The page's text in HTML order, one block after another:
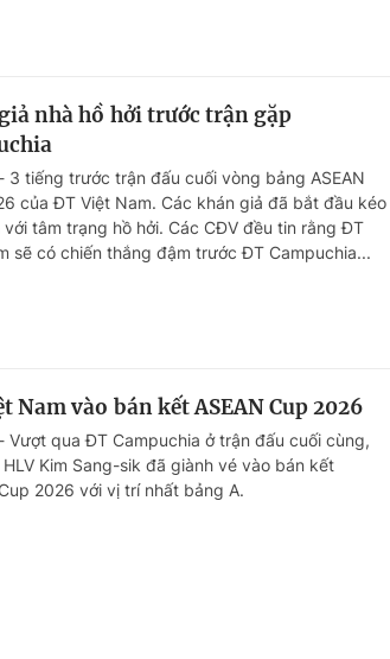
nhà hồ hởi trước trận gặp
3 tiếng trước trận đấu cuối vòng bảng ASEAN
của ĐT Việt Nam. Các khán giả đã bắt đầu kéo
với tâm trạng hồ hởi. Các CĐV đều tin rằng ĐT
sẽ có chiến thắng đậm trước ĐT Campuchia...
Nam vào bán kết ASEAN Cup 2026
Vượt qua ĐT Campuchia ở trận đấu cuối cùng,
Kim Sang-sik đã giành vé vào bán kết
2026 với vị trí nhất bảng A.